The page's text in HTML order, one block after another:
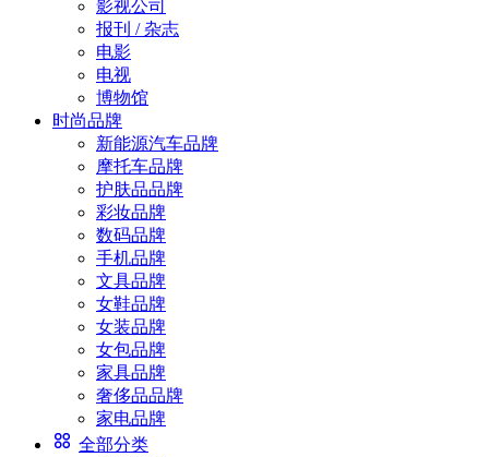
影视公司
报刊 / 杂志
电影
电视
博物馆
时尚品牌
新能源汽车品牌
摩托车品牌
护肤品品牌
彩妆品牌
数码品牌
手机品牌
文具品牌
女鞋品牌
女装品牌
女包品牌
家具品牌
奢侈品品牌
家电品牌
全部分类